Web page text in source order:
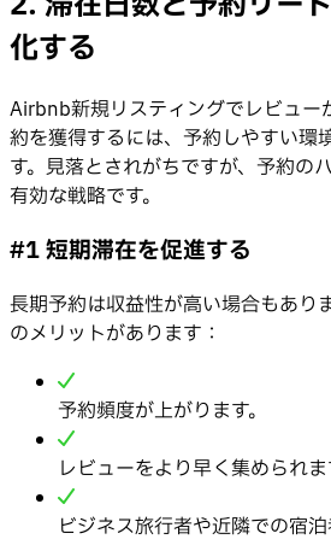
化する
Airbnb新規リスティングでレビュー
約を獲得するには、予約しやすい環
す。見落とされがちですが、予約の
有効な戦略です。
#1 短期滞在を促進する
長期予約は収益性が高い場合もあり
のメリットがあります：
予約頻度が上がります。
レビューをより早く集められま
ビジネス旅行者や近隣での宿